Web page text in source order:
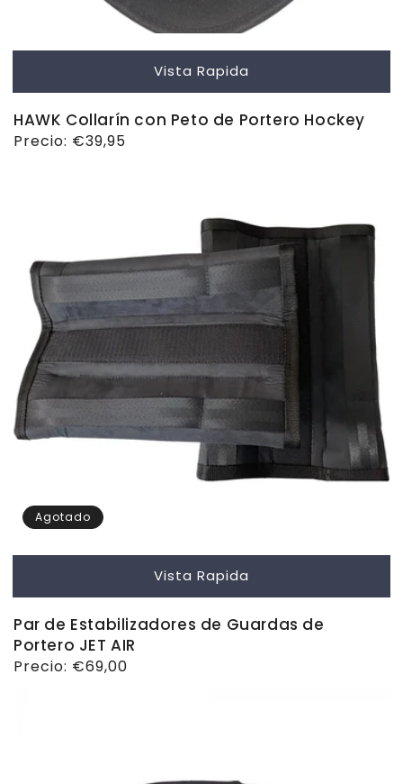
Vista Rapida
HAWK Collarín con Peto de Portero Hockey
Precio
Precio: €39,95
Agotado
Vista Rapida
Par de Estabilizadores de Guardas de
Portero JET AIR
Precio
Precio: €69,00